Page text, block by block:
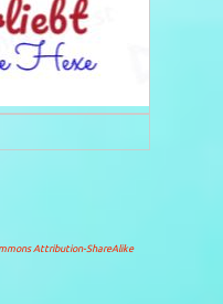
Attribution-ShareAlike